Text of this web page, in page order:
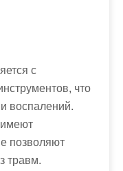
с
что
воспалений.
имеют
позволяют
травм.